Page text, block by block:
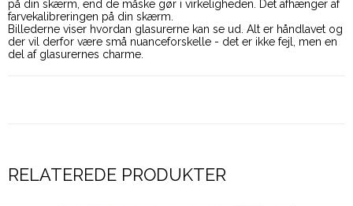
på din skærm, end de måske gør i virkeligheden. Det afhænger af
farvekalibreringen på din skærm.
Billederne viser hvordan glasurerne kan se ud. Alt er håndlavet og
der vil derfor være små nuanceforskelle - det er ikke fejl, men en
del af glasurernes charme.
RELATEREDE PRODUKTER